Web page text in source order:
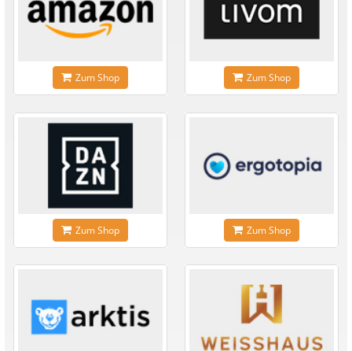
Zum Shop Zum Shop
Zum Shop Zum Shop